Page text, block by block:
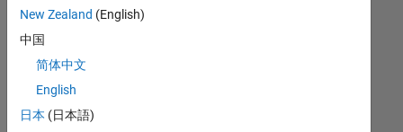
Stellen
können,
die
Ihren
entsprechen,
New Zealand (English)
中国
简体中文
English
日本 (日本語)